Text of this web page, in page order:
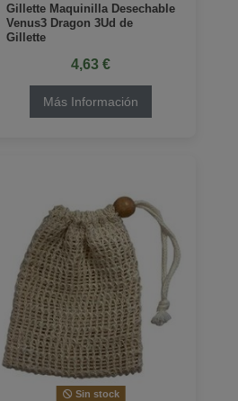
Gillette Maquinilla Desechable
Venus3 Dragon 3Ud de
Gillette
4,63 €
Más Información
Sin stock